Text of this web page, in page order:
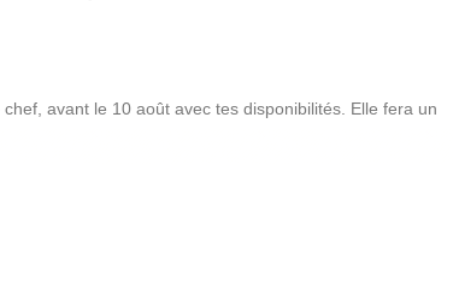
chef, avant le 10 août avec tes disponibilités. Elle fera un